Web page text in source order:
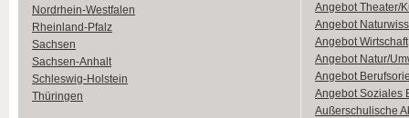
Nordrhein-Westfalen
Rheinland-Pfalz
Sachsen
Sachsen-Anhalt
Schleswig-Holstein
Thüringen
Angebot Theater/
Angebot
Angebot Wirtschaft
Angebot Natur/
Angebot
Angebot Soziales
Außerschulische